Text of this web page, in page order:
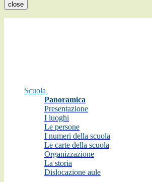
close
Scuola
Panoramica
Presentazione
I luoghi
Le persone
I numeri della scuola
Le carte della scuola
Organizzazione
La storia
Dislocazione aule